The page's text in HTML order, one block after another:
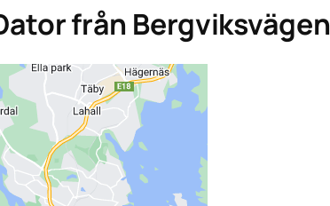
från Bergviksvägen